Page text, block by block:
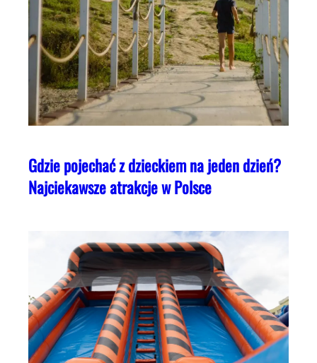
Gdzie pojechać z dzieckiem na jeden dzień?
Najciekawsze atrakcje w Polsce